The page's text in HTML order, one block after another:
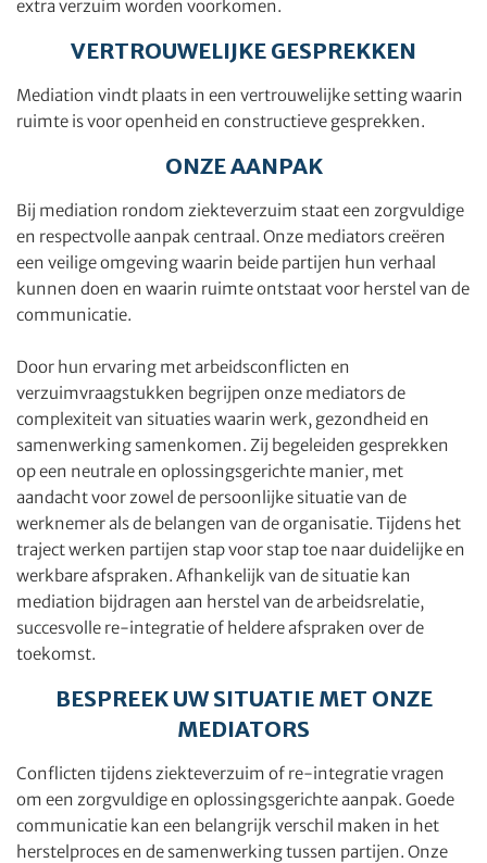
extra verzuim worden voorkomen.
VERTROUWELIJKE GESPREKKEN
Mediation vindt plaats in een vertrouwelijke setting waarin
ruimte is voor openheid en constructieve gesprekken.
ONZE AANPAK
Bij mediation rondom ziekteverzuim staat een zorgvuldige
en respectvolle aanpak centraal. Onze mediators creëren
een veilige omgeving waarin beide partijen hun verhaal
kunnen doen en waarin ruimte ontstaat voor herstel van de
communicatie.
Door hun ervaring met arbeidsconflicten en
verzuimvraagstukken begrijpen onze mediators de
complexiteit van situaties waarin werk, gezondheid en
samenwerking samenkomen. Zij begeleiden gesprekken
op een neutrale en oplossingsgerichte manier, met
aandacht voor zowel de persoonlijke situatie van de
werknemer als de belangen van de organisatie. Tijdens het
traject werken partijen stap voor stap toe naar duidelijke en
werkbare afspraken. Afhankelijk van de situatie kan
mediation bijdragen aan herstel van de arbeidsrelatie,
succesvolle re-integratie of heldere afspraken over de
toekomst.
BESPREEK UW SITUATIE MET ONZE
MEDIATORS
Conflicten tijdens ziekteverzuim of re-integratie vragen
om een zorgvuldige en oplossingsgerichte aanpak. Goede
communicatie kan een belangrijk verschil maken in het
herstelproces en de samenwerking tussen partijen. Onze